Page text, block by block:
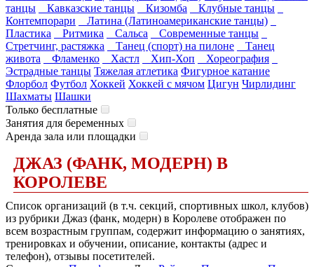
танцы
Кавказские танцы Кизомба
Клубные танцы
Контемпорари
Латина (Латиноамериканские танцы)
Пластика
Ритмика Сальса
Современные танцы
Стретчинг, растяжка
Танец (спорт) на пилоне
Танец
живота
Фламенко Хастл Хип-Хоп
Хореография
Эстрадные танцы Тяжелая атлетика Фигурное катание
Флорбол Футбол Хоккей Хоккей с мячом Цигун Чирлидинг
Шахматы Шашки
Только бесплатные
Занятия для беременных
Аренда зала или площадки
ДЖАЗ (ФАНК, МОДЕРН) В
КОРОЛЕВЕ
Список организаций (в т.ч. секций, спортивных школ, клубов)
из рубрики Джаз (фанк, модерн) в Королеве отображен по
всем возрастным группам, содержит информацию о занятиях,
тренировках и обучении, описание, контакты (адрес и
телефон), отзывы посетителей.